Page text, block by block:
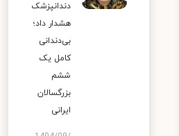
دندانپزشک
هشدار داد؛
بی‌دندانی
کامل یک
ششم
بزرگسالان
ایرانی